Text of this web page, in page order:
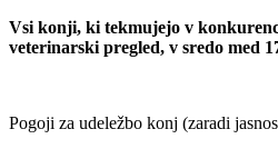
Vsi konji, ki tekmujejo v
veterinarski pregled, v sredo med
Pogoji za udeležbo konj (zaradi